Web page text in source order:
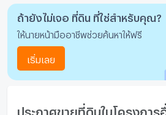
ถ้ายังไม่เจอ ที่ดิน ที่ใช่สำหรับคุณ?
ให้นายหน้ามืออาชีพช่วยค้นหาให้ฟรี
เริ่มเลย
ประกาศขายที่ดินในโครงการ